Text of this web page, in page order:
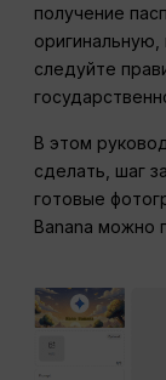
получение
следуйте
В этом
сделать, шаг
готовые
Banana можно